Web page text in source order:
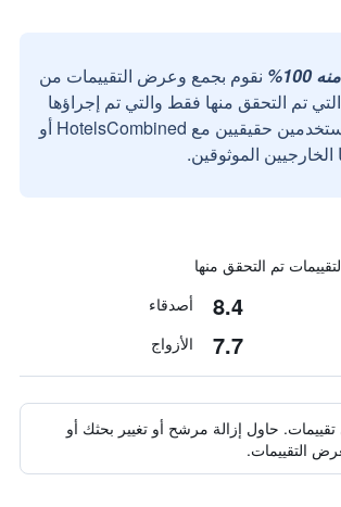
نقوم بجمع وعرض التقييمات من
تم التحقق منها فقط والتي تم إجراؤها
بواسطة مستخدمين حقيقيين مع HotelsCombined أو
الموثوقين.
8.4 أصدقاء
7.7 الأزواج
تقييمات. حاول إزالة مرشح أو تغيير بحثك أو
التقييمات.